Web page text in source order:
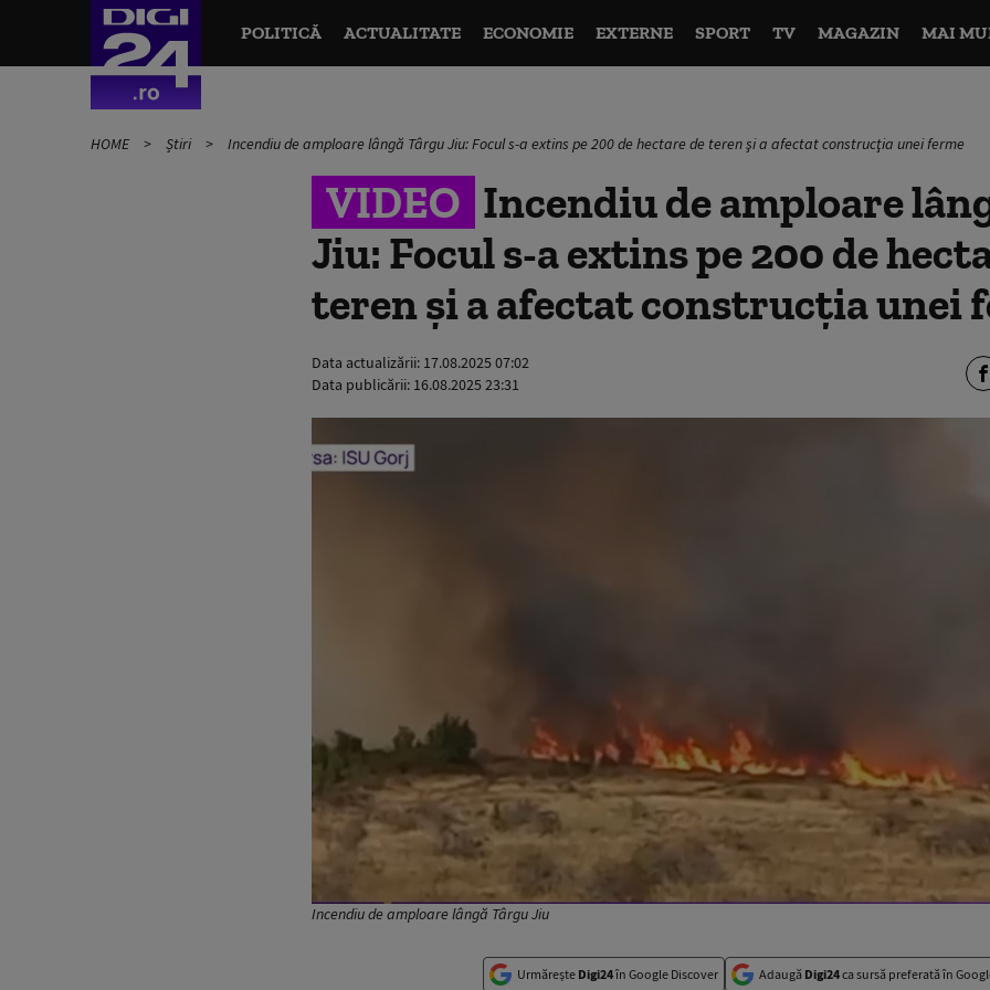
POLITICĂ ACTUALITATE ECONOMIE EXTERNE SPORT TV MAGAZIN MAI
HOME Știri Incendiu de amploare lângă Târgu Jiu: Focul s-a extins pe 200 de hectare de teren şi a afectat construcţia unei ferme
VIDEO Incendiu de amploare
Jiu: Focul s-a extins pe 200 de
teren şi a afectat construcţia unei
Data actualizării: 17.08.2025 07:02
Data publicării: 16.08.2025 23:31
Incendiu de amploare lângă Târgu Jiu
Urmărește Digi24în Google Discover Adaugă Digi24ca sursă preferată în